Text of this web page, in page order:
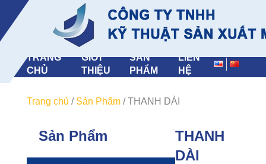
TRANG
CHỦ
GIỚI
THIỆU
SẢN
PHẨM
LIÊN
HỆ
Trang chủ / Sản Phẩm / THANH DÀI
Sản Phẩm
THANH
DÀI